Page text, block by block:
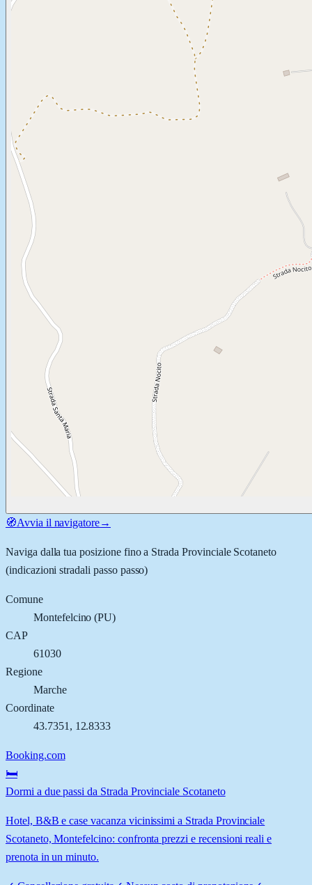
🧭Avvia il navigatore→
Naviga dalla tua posizione fino a Strada Provinciale Scotaneto
(indicazioni stradali passo passo)
Comune
Montefelcino (PU)
CAP
61030
Regione
Marche
Coordinate
43.7351 , 12.8333
Booking.com
🛏️
Dormi a due passi da Strada Provinciale Scotaneto
Hotel, B&B e case vacanza vicinissimi a Strada Provinciale
Scotaneto, Montefelcino: confronta prezzi e recensioni reali e
prenota in un minuto.